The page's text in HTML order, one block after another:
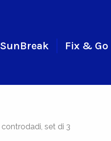
SunBreak Fix & Go
controdadi, set di 3